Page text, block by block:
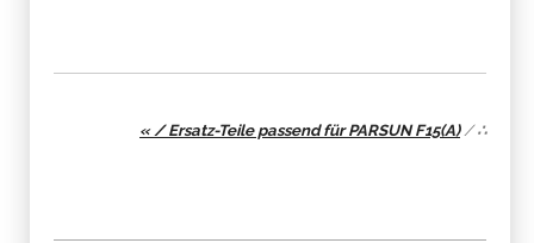
« / Ersatz-Teile passend für PARSUN F15(A)/∴